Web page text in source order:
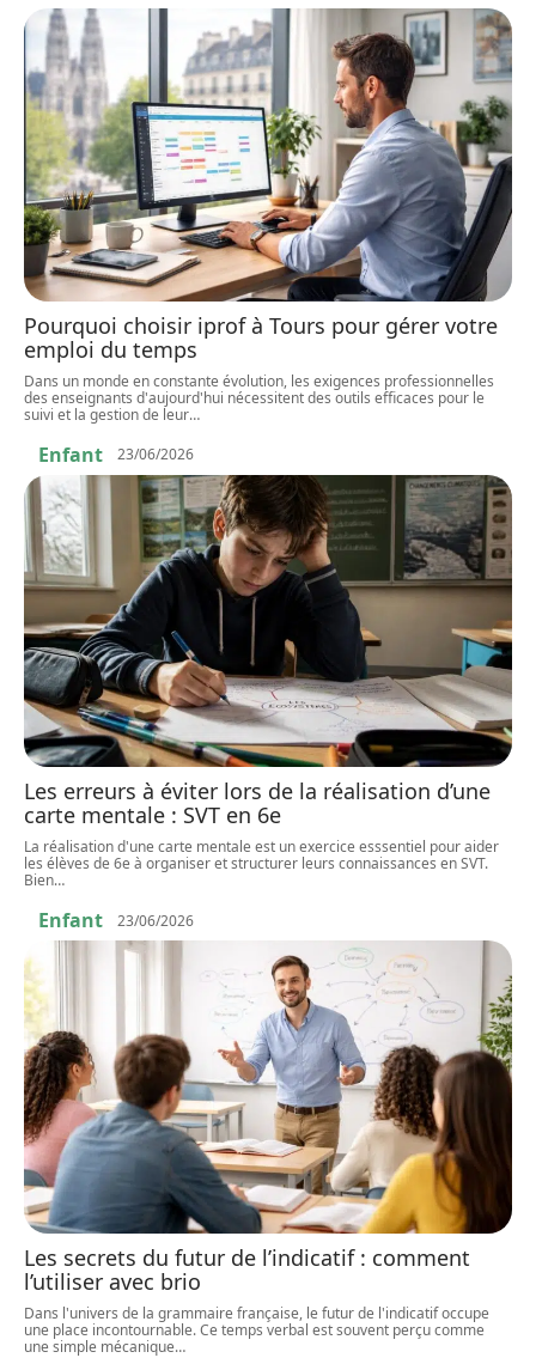
Pourquoi choisir iprof à Tours pour gérer votre
emploi du temps
Dans un monde en constante évolution, les exigences professionnelles
des enseignants d'aujourd'hui nécessitent des outils efficaces pour le
suivi et la gestion de leur…
Enfant 23/06/2026
Les erreurs à éviter lors de la réalisation d’une
carte mentale : SVT en 6e
La réalisation d'une carte mentale est un exercice esssentiel pour aider
les élèves de 6e à organiser et structurer leurs connaissances en SVT.
Bien…
Enfant 23/06/2026
Les secrets du futur de l’indicatif : comment
l’utiliser avec brio
Dans l'univers de la grammaire française, le futur de l'indicatif occupe
une place incontournable. Ce temps verbal est souvent perçu comme
une simple mécanique…